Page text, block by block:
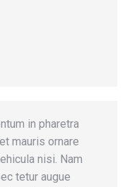
in pharetra
mauris ornare
nisi. Nam
tetur augue